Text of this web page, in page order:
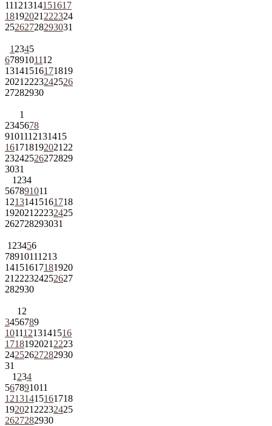
11121314151617
18192021 222324
25262728293031
1 2345
6789101112
13141516171819
2021 2223242526
27282930
1
2345678
9101112131415
161718192021 22
23242526272829
3031
1 234
567891011
12131415161718
192021 22232425
262728293031
1 23456
78910111213
14151617181920
21 222324252627
282930
1 2
3456789
10111213141516
1718192021 2223
24252627282930
31
1 234
567891011
12131415161718
192021 22232425
2627282930